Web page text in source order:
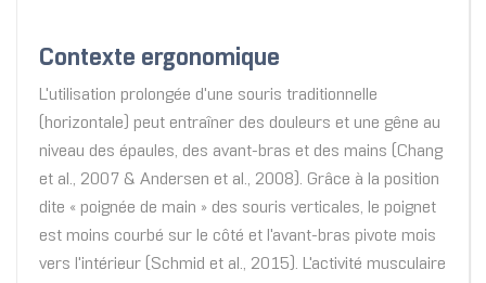
Contexte ergonomique
L'utilisation prolongée d'une souris traditionnelle
(horizontale) peut entraîner des douleurs et une gêne au
niveau des épaules, des avant-bras et des mains (Chang
et al., 2007 & Andersen et al., 2008). Grâce à la position
dite « poignée de main » des souris verticales, le poignet
est moins courbé sur le côté et l'avant-bras pivote mois
vers l'intérieur (Schmid et al., 2015). L'activité musculaire